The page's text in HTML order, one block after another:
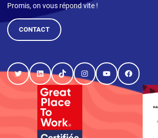
Promis, on vous répond vite !
CONTACT
TwitterLinkedInTikTokInstagram
YouTubeFacebook